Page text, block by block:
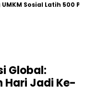
Sosial Latih 500
Global:
Hari Jadi Ke-